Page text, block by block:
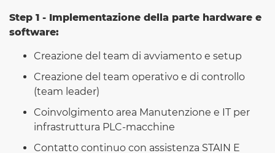
Step 1 - Implementazione della parte hardware e
software:
Creazione del team di avviamento e setup
Creazione del team operativo e di controllo
(team leader)
Coinvolgimento area Manutenzione e IT per
infrastruttura PLC-macchine
Contatto continuo con assistenza STAIN E